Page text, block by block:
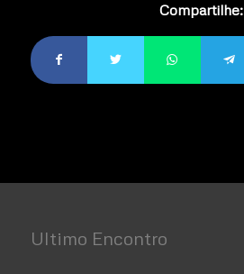
Compartilhe:
Ultimo Encontro